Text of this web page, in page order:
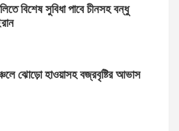
বিশেষ সুবিধা পাবে চীনসহ বন্ধু
ঝোড়ো হাওয়াসহ বজ্রবৃষ্টির আভাস